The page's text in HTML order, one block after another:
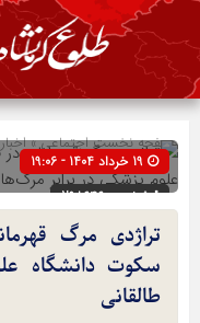
صفحه نخستاجتماعی»
شناسه : 298646
تراژدی مرگ
سکوت دانشگاه
طالقانی